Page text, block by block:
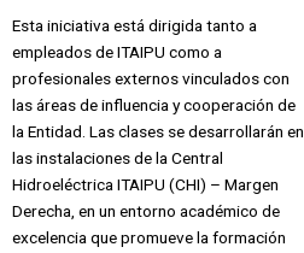
Esta iniciativa está dirigida tanto a
empleados de ITAIPU como a
profesionales externos vinculados con
las áreas de influencia y cooperación de
la Entidad. Las clases se desarrollarán en
las instalaciones de la Central
Hidroeléctrica ITAIPU (CHI) – Margen
Derecha, en un entorno académico de
excelencia que promueve la formación